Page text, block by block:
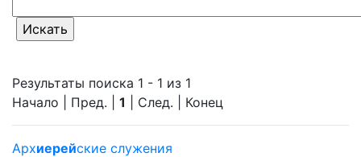
Результаты поиска 1 - 1 из 1
Начало | Пред. | 1 | След. | Конец
Архиерейские служения